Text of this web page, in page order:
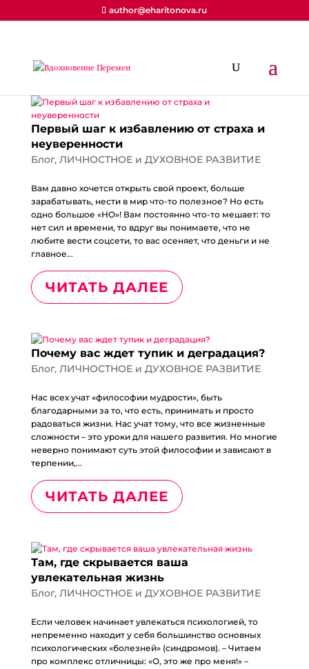
author@eharitonova.ru
Первый шаг к избавлению от страха и
неуверенности
Блог, ЛИЧНОСТНОЕ и ДУХОВНОЕ РАЗВИТИЕ
Вам давно хочется открыть свой проект, больше
зарабатывать, нести в мир что-то полезное? Но есть
одно большое «НО»! Вам постоянно что-то мешает: то
нет сил и времени, то вдруг вы понимаете, что не
любите вести соцсети, то вас осеняет, что деньги и не
главное...
ЧИТАТЬ ДАЛЕЕ
Почему вас ждет тупик и деградация?
Блог, ЛИЧНОСТНОЕ и ДУХОВНОЕ РАЗВИТИЕ
Нас всех учат «философии мудрости», быть
благодарными за то, что есть, принимать и просто
радоваться жизни. Нас учат тому, что все жизненные
сложности – это уроки для нашего развития. Но многие
неверно понимают суть этой философии и зависают в
терпении,...
ЧИТАТЬ ДАЛЕЕ
Там, где скрывается ваша
увлекательная жизнь
Блог, ЛИЧНОСТНОЕ и ДУХОВНОЕ РАЗВИТИЕ
Если человек начинает увлекаться психологией, то
непременно находит у себя большинство основных
психологических «болезней» (синдромов). – Читаем
про комплекс отличницы: «О, это же про меня!» –